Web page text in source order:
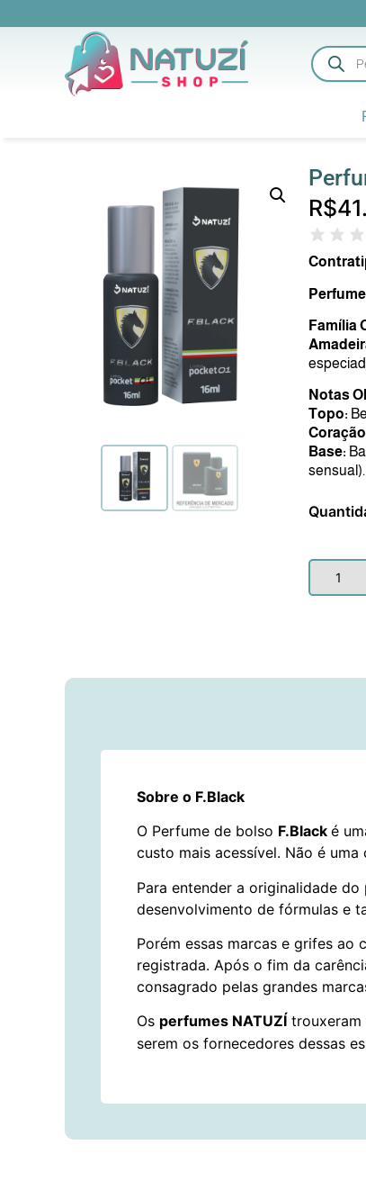
R$
Família
Notas
Topo:
Coração
Base:
sensual).
Sobre o F.Black
O Perfume de bolso F.Black é
custo mais acessível. Não é uma
Para entender a originalidade
desenvolvimento de fórmulas e
Porém essas marcas e grifes
registrada. Após o fim da
consagrado pelas grandes
Os perfumes NATUZÍ
serem os fornecedores dessas